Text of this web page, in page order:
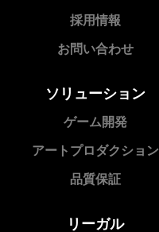
採用情報
お問い合わせ
ソリューション
ゲーム開発
アートプロダクション
品質保証
リーガル